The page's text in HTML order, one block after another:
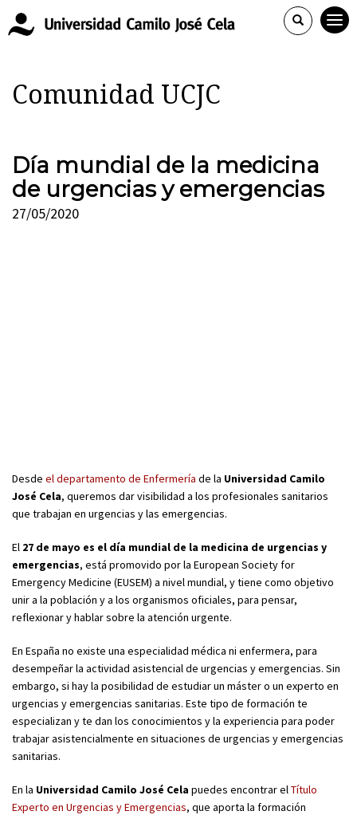
Comunidad UCJC
Día mundial de la medicina
de urgencias y emergencias
27/05/2020
Desde el departamento de Enfermería de la Universidad Camilo
José Cela, queremos dar visibilidad a los profesionales sanitarios
que trabajan en urgencias y las emergencias.
El 27 de mayo es el día mundial de la medicina de urgencias y
emergencias, está promovido por la European Society for
Emergency Medicine (EUSEM) a nivel mundial, y tiene como objetivo
unir a la población y a los organismos oficiales, para pensar,
reflexionar y hablar sobre la atención urgente.
En España no existe una especialidad médica ni enfermera, para
desempeñar la actividad asistencial de urgencias y emergencias. Sin
embargo, si hay la posibilidad de estudiar un máster o un experto en
urgencias y emergencias sanitarias. Este tipo de formación te
especializan y te dan los conocimientos y la experiencia para poder
trabajar asistencialmente en situaciones de urgencias y emergencias
sanitarias.
En la Universidad Camilo José Cela puedes encontrar elTítulo
Experto en Urgencias y Emergencias, que aporta la formación